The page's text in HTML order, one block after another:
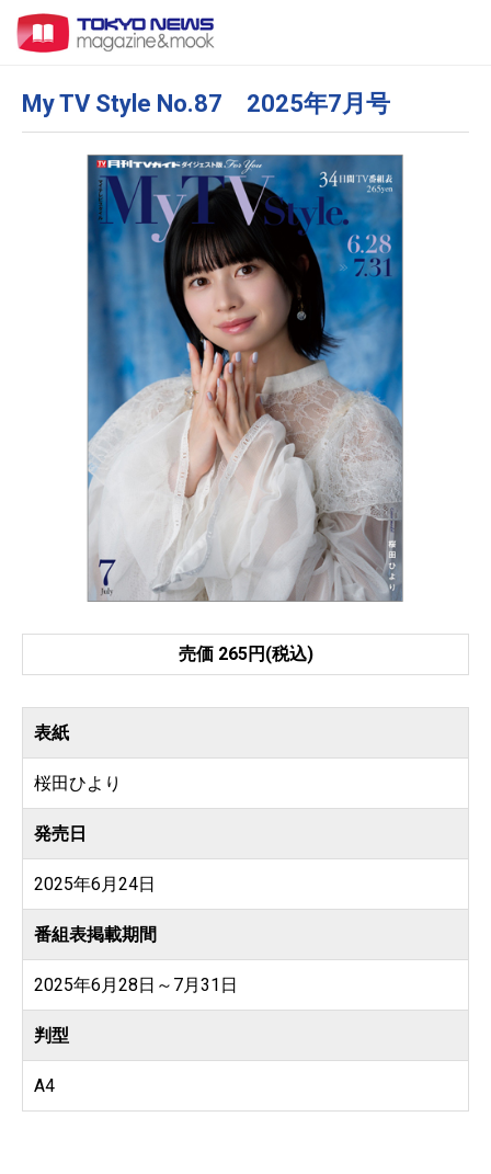
My TV Style No.87 2025年7月号
売価 265円(税込)
表紙
桜田ひより
発売日
2025年6月24日
番組表掲載期間
2025年6月28日～7月31日
判型
A4